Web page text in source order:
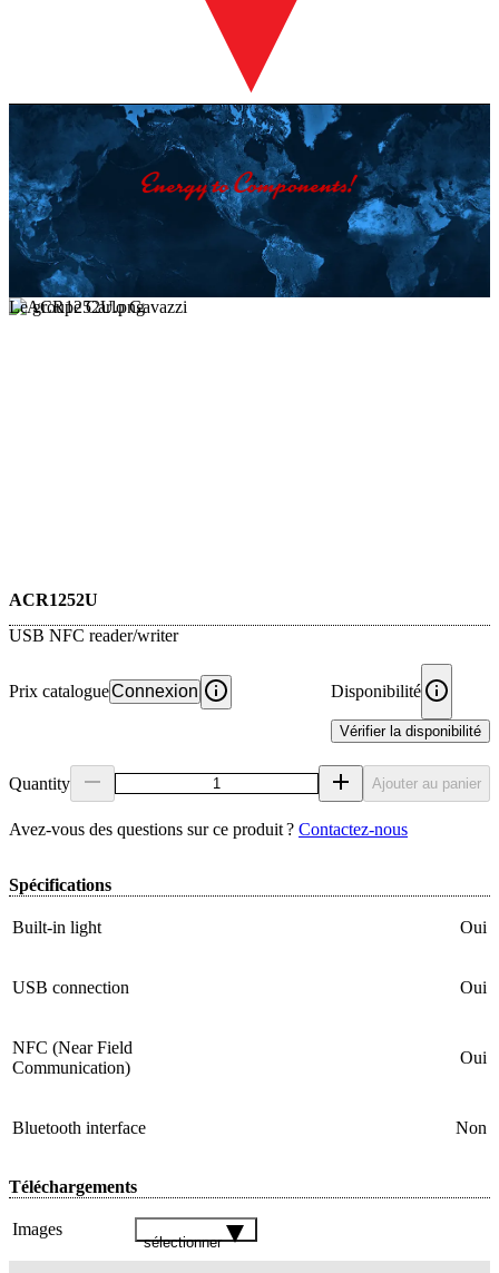
Le groupe Carlo Gavazzi
ACR1252U
USB NFC reader/writer
Prix catalogueConnexion Disponibilité
Vérifier la disponibilité
Quantity Ajouter au panier
Avez‑vous des questions sur ce produit ? Contactez‑nous
Spécifications
Built-in light Oui
USB connection Oui
NFC (Near Field
Communication)
Oui
Bluetooth interface Non
Téléchargements
Images
sélectionner